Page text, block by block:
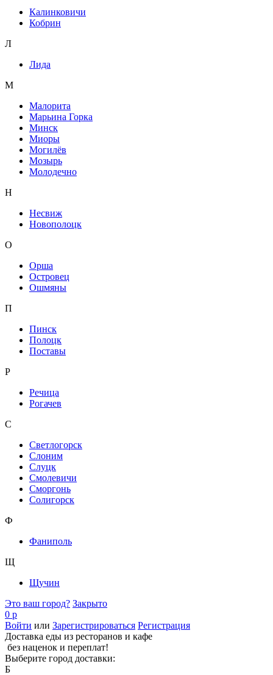
Калинковичи
Кобрин
Л
Лида
М
Малорита
Марьина Горка
Минск
Миоры
Могилёв
Мозырь
Молодечно
Н
Несвиж
Новополоцк
О
Орша
Островец
Ошмяны
П
Пинск
Полоцк
Поставы
Р
Речица
Рогачев
С
Светлогорск
Слоним
Слуцк
Смолевичи
Сморгонь
Солигорск
Ф
Фаниполь
Щ
Щучин
Это ваш город? Закрыто
0 р
Войти или Зарегистрироваться Регистрация
Доставка еды из ресторанов и кафе
без наценок и переплат!
Выберите город доставки:
Б